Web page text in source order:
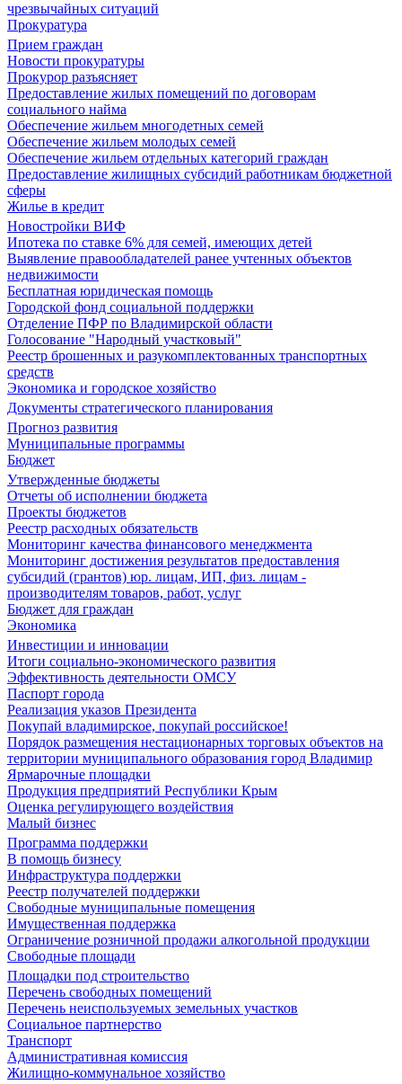
чрезвычайных ситуаций
Прокуратура
Прием граждан
Новости прокуратуры
Прокурор разъясняет
Предоставление жилых помещений по договорам
социального найма
Обеспечение жильем многодетных семей
Обеспечение жильем молодых семей
Обеспечение жильем отдельных категорий граждан
Предоставление жилищных субсидий работникам бюджетной
сферы
Жилье в кредит
Новостройки ВИФ
Ипотека по ставке 6% для семей, имеющих детей
Выявление правообладателей ранее учтенных объектов
недвижимости
Бесплатная юридическая помощь
Городской фонд социальной поддержки
Отделение ПФР по Владимирской области
Голосование "Народный участковый"
Реестр брошенных и разукомплектованных транспортных
средств
Экономика и городское хозяйство
Документы стратегического планирования
Прогноз развития
Муниципальные программы
Бюджет
Утвержденные бюджеты
Отчеты об исполнении бюджета
Проекты бюджетов
Реестр расходных обязательств
Мониторинг качества финансового менеджмента
Мониторинг достижения результатов предоставления
субсидий (грантов) юр. лицам, ИП, физ. лицам -
производителям товаров, работ, услуг
Бюджет для граждан
Экономика
Инвестиции и инновации
Итоги социально-экономического развития
Эффективность деятельности ОМСУ
Паспорт города
Реализация указов Президента
Покупай владимирское, покупай российское!
Порядок размещения нестационарных торговых объектов на
территории муниципального образования город Владимир
Ярмарочные площадки
Продукция предприятий Республики Крым
Оценка регулирующего воздействия
Малый бизнес
Программа поддержки
В помощь бизнесу
Инфраструктура поддержки
Реестр получателей поддержки
Свободные муниципальные помещения
Имущественная поддержка
Ограничение розничной продажи алкогольной продукции
Свободные площади
Площадки под строительство
Перечень свободных помещений
Перечень неиспользуемых земельных участков
Социальное партнерство
Транспорт
Административная комиссия
Жилищно-коммунальное хозяйство